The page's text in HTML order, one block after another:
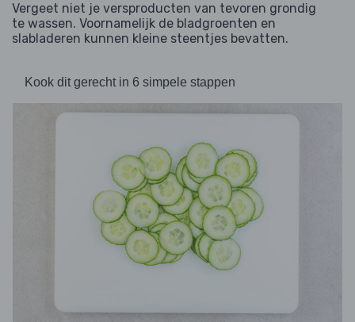
Vergeet niet je versproducten van tevoren grondig
te wassen. Voornamelijk de bladgroenten en
slabladeren kunnen kleine steentjes bevatten.
Kook dit gerecht in 6 simpele stappen